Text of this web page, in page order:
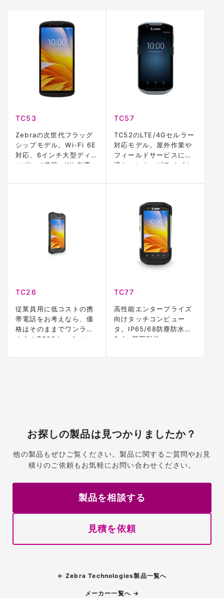
TC53
Zebraの次世代フラッグ
シップモデル。Wi-Fi 6E
対応、6インチ大型ディ
スプレイ搭載。Wi-Fi専
TC57
TC52のLTE/4Gセルラー
対応モデル。屋外作業や
フィールドサービスに最
適なエンタープライズク
TC26
従業員用に低コストの携
帯電話をお考えなら、価
格はそのままでワンラン
ク上のTC26タッチコン
TC77
高性能エンタープライズ
向けタッチコンピュー
タ。IP65/68防塵防水、
2.4m落下耐性。
お探しの製品は見つかりましたか？
他の製品もぜひご覧ください。製品に関するご質問やお見
積りのご依頼もお気軽にお問い合わせください。
製品を相談する
見積を依頼
← Zebra Technologies製品一覧へ
メーカー一覧へ →